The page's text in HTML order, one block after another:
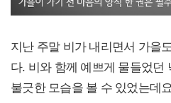
지난 주말 비가 내리면서 가을
다. 비와 함께 예쁘게 물들었던
불긋한 모습을 볼 수 있었는데